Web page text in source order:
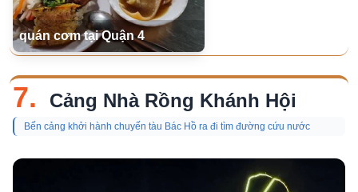
quán cơm tại Quận 4
7. Cảng Nhà Rồng Khánh Hội
Bến cảng khởi hành chuyến tàu Bác Hồ ra đi tìm đường cứu nước